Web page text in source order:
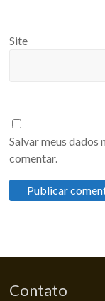
Site
Salvar meus dados
comentar.
Contato